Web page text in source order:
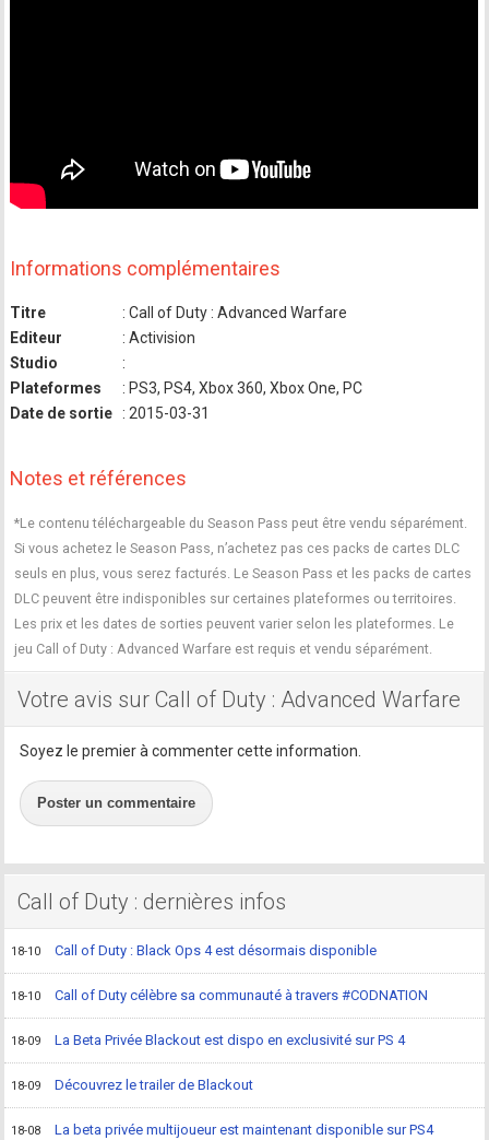
Informations complémentaires
Titre
: Call of Duty : Advanced Warfare
Editeur
: Activision
Studio
:
Plateformes
: PS3, PS4, Xbox 360, Xbox One, PC
Date de sortie
: 2015-03-31
Notes et références
*Le contenu téléchargeable du Season Pass peut être vendu séparément.
Si vous achetez le Season Pass, n’achetez pas ces packs de cartes DLC
seuls en plus, vous serez facturés. Le Season Pass et les packs de cartes
DLC peuvent être indisponibles sur certaines plateformes ou territoires.
Les prix et les dates de sorties peuvent varier selon les plateformes. Le
jeu Call of Duty : Advanced Warfare est requis et vendu séparément.
Votre avis sur Call of Duty : Advanced Warfare
Soyez le premier à commenter cette information.
Poster un commentaire
Call of Duty : dernières infos
18-10 Call of Duty : Black Ops 4 est désormais disponible
18-10 Call of Duty célèbre sa communauté à travers #CODNATION
18-09 La Beta Privée Blackout est dispo en exclusivité sur PS 4
18-09 Découvrez le trailer de Blackout
18-08 La beta privée multijoueur est maintenant disponible sur PS4